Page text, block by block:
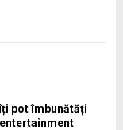
pot îmbunătăți